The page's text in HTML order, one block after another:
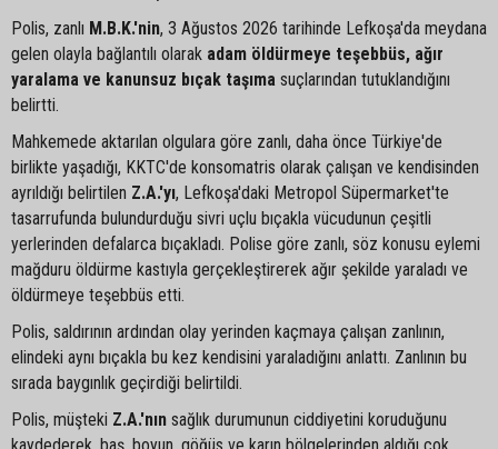
Polis, zanlı M.B.K.'nin, 3 Ağustos 2026 tarihinde Lefkoşa'da meydana
gelen olayla bağlantılı olarak adam öldürmeye teşebbüs, ağır
yaralama ve kanunsuz bıçak taşıma suçlarından tutuklandığını
belirtti.
Mahkemede aktarılan olgulara göre zanlı, daha önce Türkiye'de
birlikte yaşadığı, KKTC'de konsomatris olarak çalışan ve kendisinden
ayrıldığı belirtilen Z.A.'yı, Lefkoşa'daki Metropol Süpermarket'te
tasarrufunda bulundurduğu sivri uçlu bıçakla vücudunun çeşitli
yerlerinden defalarca bıçakladı. Polise göre zanlı, söz konusu eylemi
mağduru öldürme kastıyla gerçekleştirerek ağır şekilde yaraladı ve
öldürmeye teşebbüs etti.
Polis, saldırının ardından olay yerinden kaçmaya çalışan zanlının,
elindeki aynı bıçakla bu kez kendisini yaraladığını anlattı. Zanlının bu
sırada baygınlık geçirdiği belirtildi.
Polis, müşteki Z.A.'nın sağlık durumunun ciddiyetini koruduğunu